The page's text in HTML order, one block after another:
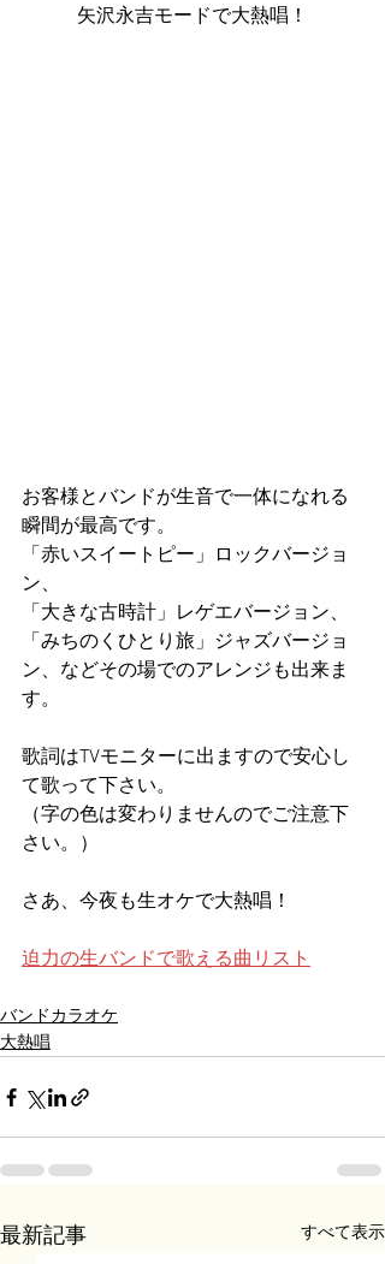
矢沢永吉モードで大熱唱！
お客様とバンドが生音で一体になれる
瞬間が最高です。
「赤いスイートピー」ロックバージョ
ン、
「大きな古時計」レゲエバージョン、
「みちのくひとり旅」ジャズバージョ
ン、などその場でのアレンジも出来ま
す。
歌詞はTVモニターに出ますので安心し
て歌って下さい。
（字の色は変わりませんのでご注意下
さい。）
さあ、今夜も生オケで大熱唱！
迫力の生バンドで歌える曲リスト
バンドカラオケ
大熱唱
最新記事 すべて表示